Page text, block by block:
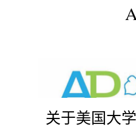
关于美国大